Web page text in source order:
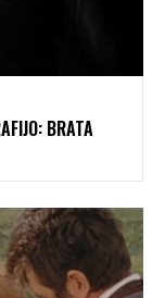
BRATA